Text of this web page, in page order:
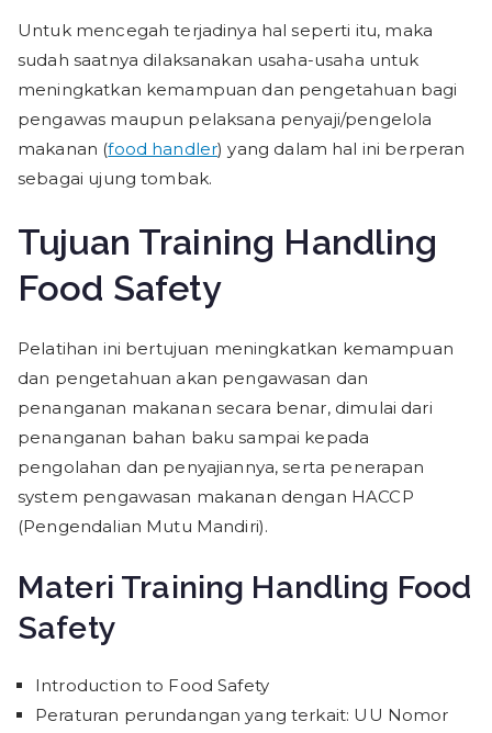
Untuk mencegah terjadinya hal seperti itu, maka
sudah saatnya dilaksanakan usaha-usaha untuk
meningkatkan kemampuan dan pengetahuan bagi
pengawas maupun pelaksana penyaji/pengelola
makanan (food handler) yang dalam hal ini berperan
sebagai ujung tombak.
Tujuan Training Handling
Food Safety
Pelatihan ini bertujuan meningkatkan kemampuan
dan pengetahuan akan pengawasan dan
penanganan makanan secara benar, dimulai dari
penanganan bahan baku sampai kepada
pengolahan dan penyajiannya, serta penerapan
system pengawasan makanan dengan HACCP
(Pengendalian Mutu Mandiri).
Materi Training Handling Food
Safety
Introduction to Food Safety
Peraturan perundangan yang terkait: UU Nomor